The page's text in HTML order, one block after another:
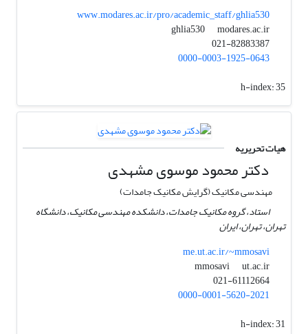
www.modares.ac.ir/pro/academic_staff/ghlia530
ghlia530
modares.ac.ir
021-82883387
0000-0003-1925-0643
h-index:35
هیات تحریریه
دکتر محمود موسوی مشهدی
مهندسی مکانیک (گرایش مکانیک جامدات)
استاد، گروه مکانیک جامدات، دانشکده مهندسی مکانیک، دانشگاه
تهران، تهران، ایران
me.ut.ac.ir/~mmosavi
mmosavi
ut.ac.ir
021-61112664
0000-0001-5620-2021
h-index:31